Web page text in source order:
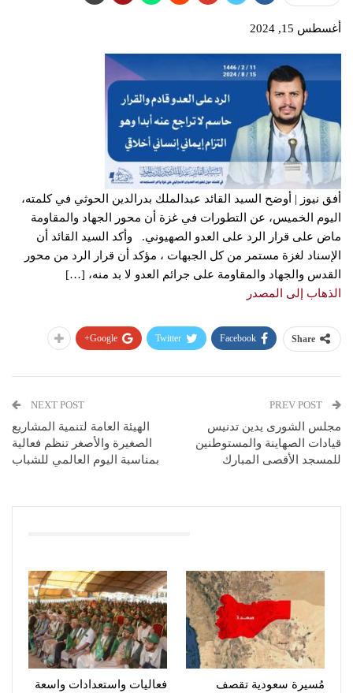
أغسطس 15, 2024
أفق نيوز | أوضح السيد القائد عبدالملك بدرالدين الحوثي في كلمته،
اليوم الخميس، عن التطورات في غزة أن محور الجهاد والمقاومة
ماض على قرار الرد على العدو الصهيوني. وأكد السيد القائد أن
الإسناد لغزة مستمر من كل الجبهات ، مؤكد أن قرار الرد من محور
القدس والجهاد والمقاومة على جرائم العدو لا بد منه، […]
الذهاب إلى المصدر
Share
Facebook
Twitter
Google+
مجلس الشورى يدين تدنيس
قيادات الصهاينة والمستوطنين
للمسجد الأقصى المبارك
NEXT POST
الهيئة العامة لتنمية المشاريع
الصغيرة والأصغر تنظم فعالية
بمناسبة اليوم العالمي للشباب
مُسيرة سعودية تقصف
فعاليات واستعدادات واسعة